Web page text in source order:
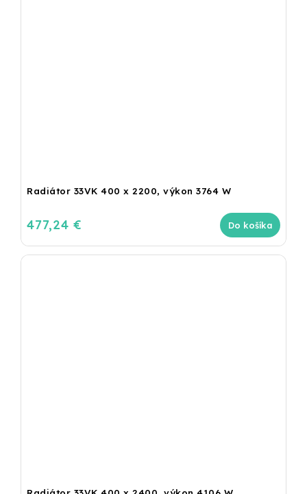
Radiátor 33VK 400 x 2200, výkon 3764 W
477,24 € Do košíka